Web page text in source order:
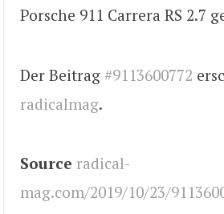
Porsche 911 Carrera RS 2.7
Der Beitrag #9113600772
radicalmag.
Source radical-
mag.com/2019/10/23/